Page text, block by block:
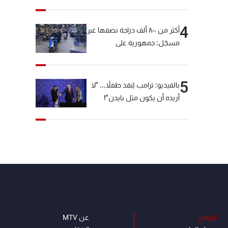
4
أكثر من ٨٠٠ ألف دراجة نصفها غير
مسجّل: جمهورية على
5بالفيديو: ترامب يُنقذ طفلاً... "لا
أريده أن يكون مثل بايدن"!
البرامج
عن MTV